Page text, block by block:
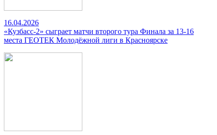
16.04.2026
«Кузбасс-2» сыграет матчи второго тура Финала за 13-16
места ГЕОТЕК Молодёжной лиги в Красноярске